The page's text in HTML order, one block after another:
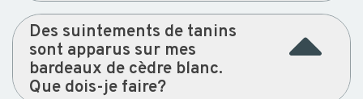
Des suintements de tanins
sont apparus sur mes
bardeaux de cèdre blanc.
Que dois-je faire?